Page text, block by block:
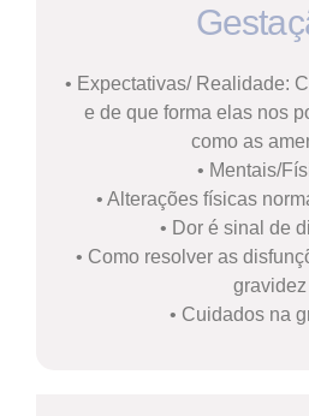
• Expectativas/ Realidade:
e de que forma elas nos
como as
• Mentais/
• Alterações físicas
• Dor é sinal de
• Como resolver as
gravidez
• Cuidados na